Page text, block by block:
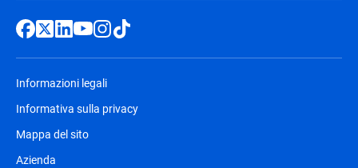
Informazioni legali
Informativa sulla privacy
Mappa del sito
Azienda